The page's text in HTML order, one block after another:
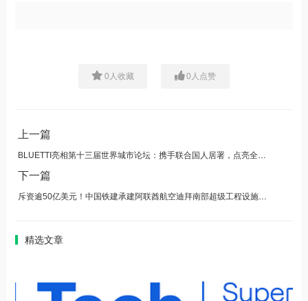
0 人收藏 0 人点赞
上一篇
下一篇
斥资逾50亿美元！中国铁建承建阿联酋航空迪拜南部超级工程设施破土动工
精选文章